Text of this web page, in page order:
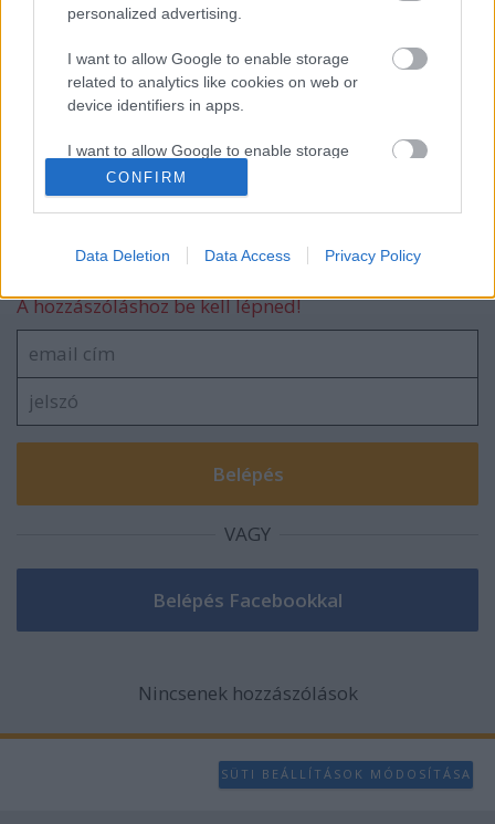
personalized advertising.
I want to allow Google to enable storage
related to analytics like cookies on web or
device identifiers in apps.
I want to allow Google to enable storage
related to functionality of the website or app.
I want to allow Google to enable storage
related to security, including authentication
functionality and fraud prevention, and other
user protection.
CONFIRM
Data Deletion Data Access Privacy Policy
Színes tinták
Reggeli kérdés
Szólj hozzá!
A hozzászóláshoz be kell lépned!
VAGY
Nincsenek hozzászólások
SÜTI BEÁLLÍTÁSOK MÓDOSÍTÁSA